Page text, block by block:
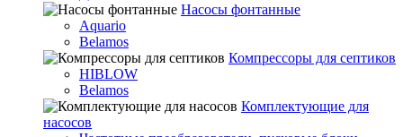
Насосы фонтанные
Aquario
Belamos
Компрессоры для септиков
HIBLOW
Belamos
Комплектующие для
насосов